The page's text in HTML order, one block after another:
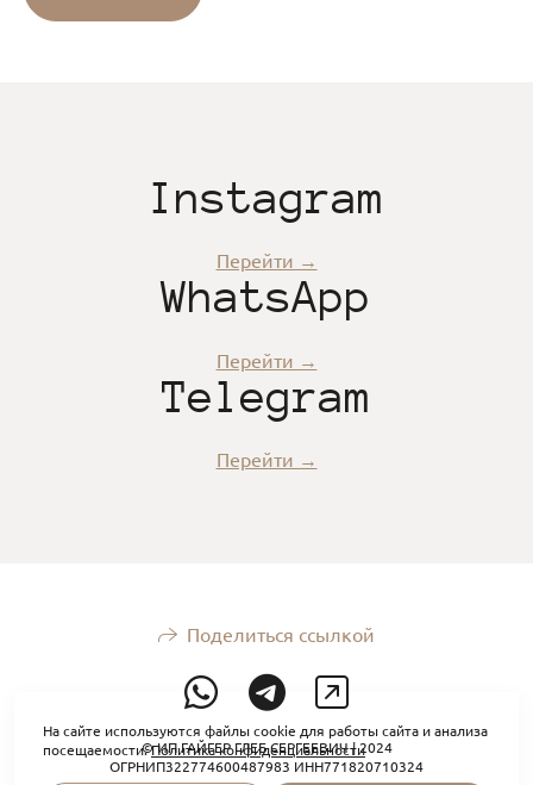
Instagram
Перейти →
WhatsApp
Перейти →
Telegram
Перейти →
Поделиться ссылкой
© ИП ГАЙГЕР ГЛЕБ СЕРГЕЕВИЧ | 2024
ОГРНИП322774600487983 ИНН771820710324
На сайте используются файлы cookie для работы сайта и анализа
посещаемости.Политика конфиденциальности